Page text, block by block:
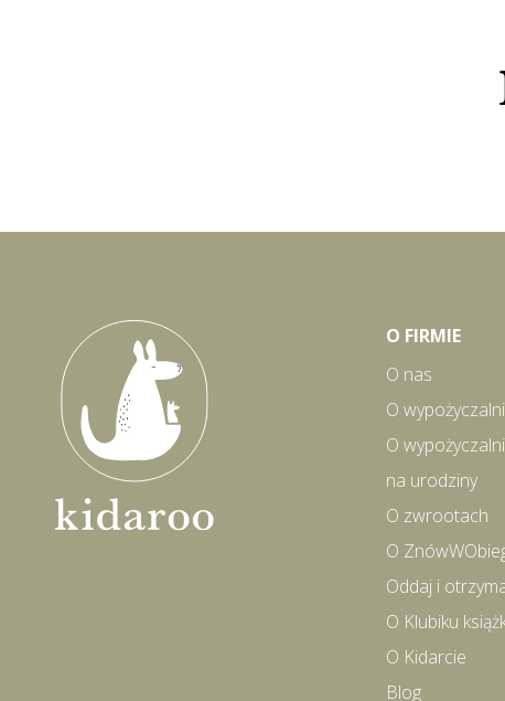
O FIRMIE
O nas
O wypożyczalni
O
na urodziny
O zwrootach
O
Oddaj i
O Klubiku
O Kidarcie
Blog